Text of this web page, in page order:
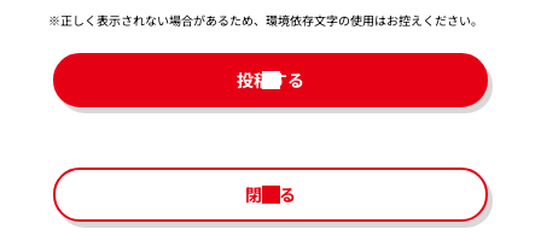
※正しく表示されない場合があるため、環境依存文字の使用はお控えください。​
投稿する
閉じる